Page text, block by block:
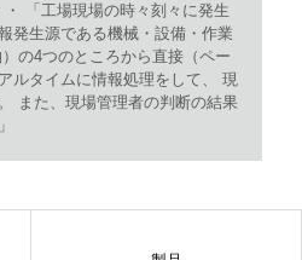
「工場現場の時々刻々に発生
発生源である機械・設備・作業
の4つのところから直接（ペー
ルタイムに情報処理をして、 現
また、現場管理者の判断の結果